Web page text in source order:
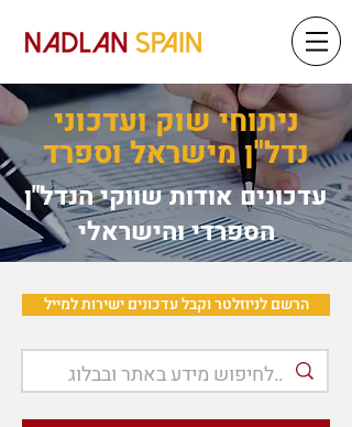
ניתוחי שוק ועדכוני
נדל"ן מישראל וספרד
עדכונים אודות שווקי הנדל"ן
הספרדי והישראלי
הרשם לניוזלטר וקבל עדכונים ישירות למייל